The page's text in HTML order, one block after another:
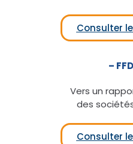
Consulter
–
Vers un
des
Consulter